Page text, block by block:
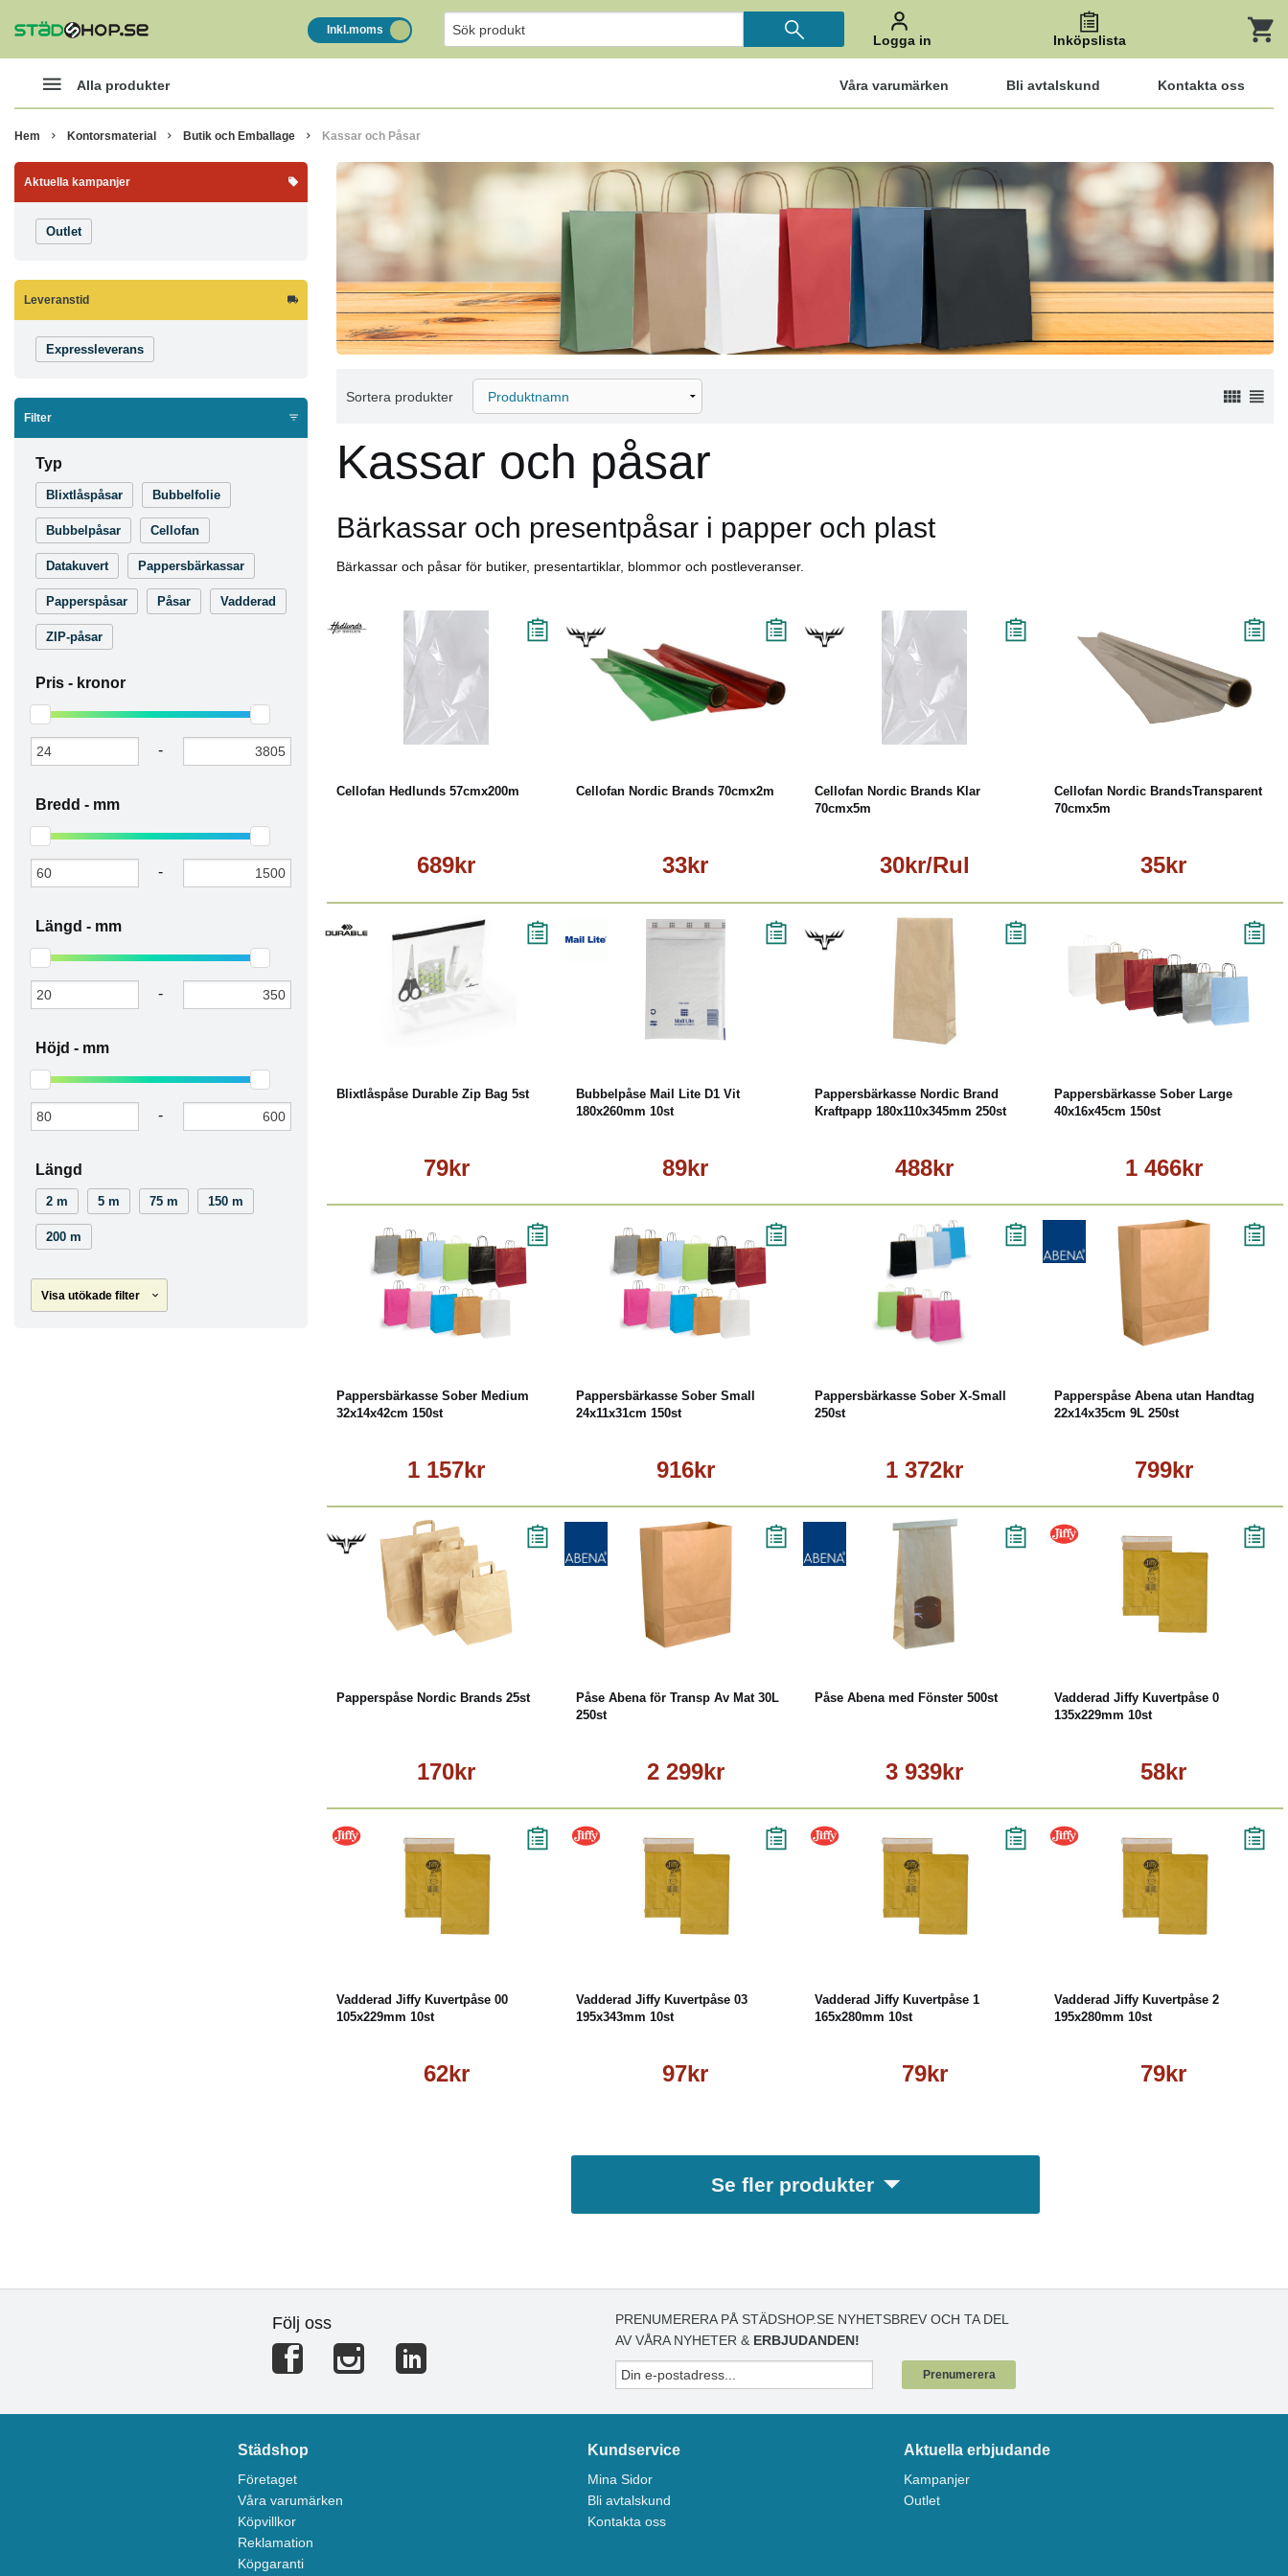
Inkl.moms
Logga in Inköpslista
Alla produkter Våra varumärken Bli avtalskund Kontakta oss
Hem Kontorsmaterial Butik och Emballage Kassar och Påsar
Aktuella kampanjer
Outlet
Leveranstid
Expressleverans
Filter
Typ
Blixtlåspåsar Bubbelfolie
Bubbelpåsar Cellofan
Datakuvert Pappersbärkassar
Papperspåsar Påsar Vadderad
ZIP-påsar
Pris - kronor
-
Bredd - mm
-
Längd - mm
-
Höjd - mm
-
Längd
2 m 5 m 75 m 150 m
200 m
Visa utökade filter
Sortera produkter
Kassar och påsar
Bärkassar och presentpåsar i papper och plast
Bärkassar och påsar för butiker, presentartiklar, blommor och postleveranser.
Cellofan Hedlunds 57cmx200m
689kr
Cellofan Nordic Brands 70cmx2m
33kr
Cellofan Nordic Brands Klar
70cmx5m
30kr/Rul
Läs mer
Cellofan Nordic BrandsTransparent
70cmx5m
35kr
Blixtlåspåse Durable Zip Bag 5st
79kr
Bubbelpåse Mail Lite D1 Vit
180x260mm 10st
89kr
Läs mer
Pappersbärkasse Nordic Brand
Kraftpapp 180x110x345mm 250st
488kr
Pappersbärkasse Sober Large
40x16x45cm 150st
1 466kr
Pappersbärkasse Sober Medium
32x14x42cm 150st
1 157kr
Läs mer
Pappersbärkasse Sober Small
24x11x31cm 150st
916kr
Läs mer
Pappersbärkasse Sober X-Small
250st
1 372kr
Läs mer
Papperspåse Abena utan Handtag
22x14x35cm 9L 250st
799kr
Läs mer
Papperspåse Nordic Brands 25st
170kr
Läs mer
Påse Abena för Transp Av Mat 30L
250st
2 299kr
Läs mer
Påse Abena med Fönster 500st
3 939kr
Läs mer
Vadderad Jiffy Kuvertpåse 0
135x229mm 10st
58kr
Läs mer
Vadderad Jiffy Kuvertpåse 00
105x229mm 10st
62kr
Läs mer
Vadderad Jiffy Kuvertpåse 03
195x343mm 10st
97kr
Läs mer
Vadderad Jiffy Kuvertpåse 1
165x280mm 10st
79kr
Läs mer
Vadderad Jiffy Kuvertpåse 2
195x280mm 10st
79kr
Läs mer
Se fler produkter
Följ oss
PRENUMERERA PÅ STÄDSHOP.SE NYHETSBREV OCH TA DEL
AV VÅRA NYHETER & ERBJUDANDEN!
Prenumerera
Städshop
Företaget
Våra varumärken
Köpvillkor
Reklamation
Köpgaranti
Kundservice
Mina Sidor
Bli avtalskund
Kontakta oss
Aktuella erbjudande
Kampanjer
Outlet